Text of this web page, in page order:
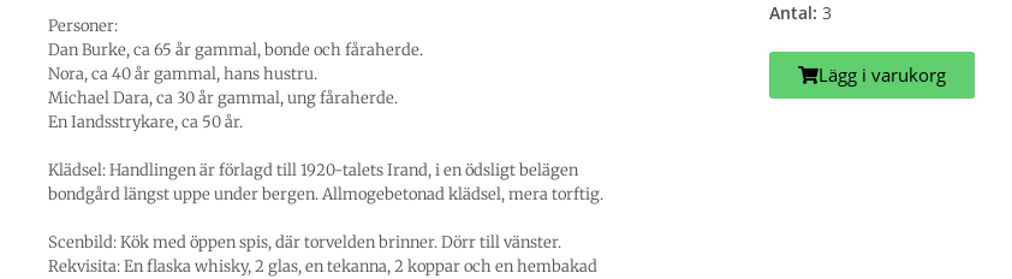
Personer:
Dan Burke, ca 65 år gammal, bonde och fåraherde.
Nora, ca 40 år gammal, hans hustru.
Michael Dara, ca 30 år gammal, ung fåraherde.
En Iandsstrykare, ca 50 år.
Klädsel: Handlingen är förlagd till 1920-talets Irand, i en ödsligt belägen
bondgård längst uppe under bergen. Allmogebetonad klädsel, mera torftig.
Scenbild: Kök med öppen spis, där torvelden brinner. Dörr till vänster.
Rekvisita: En flaska whisky, 2 glas, en tekanna, 2 koppar och en hembakad
Antal: 3
Lägg i varukorg